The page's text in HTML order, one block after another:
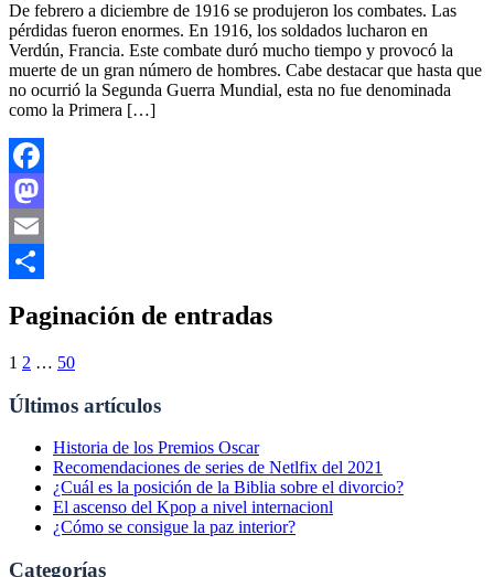
De febrero a diciembre de 1916 se produjeron los combates. Las
pérdidas fueron enormes. En 1916, los soldados lucharon en
Verdún, Francia. Este combate duró mucho tiempo y provocó la
muerte de un gran número de hombres. Cabe destacar que hasta que
no ocurrió la Segunda Guerra Mundial, esta no fue denominada
como la Primera […]
Facebook
Mastodon
Email
Paginación de entradas
1 2 … 50
Últimos artículos
Historia de los Premios Oscar
Recomendaciones de series de Netlfix del 2021
¿Cuál es la posición de la Biblia sobre el divorcio?
El ascenso del Kpop a nivel internacionl
¿Cómo se consigue la paz interior?
Categorías